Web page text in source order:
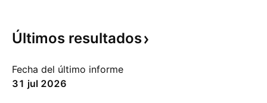
Últimos resultados
Fecha del último informe
31 jul 2026